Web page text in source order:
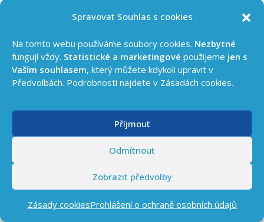
Spravovat Souhlas s cookies
Na tomto webu používáme soubory cookies. Nezbytné
fungují vždy. Statistické a marketingové použijeme jen s
Vaším souhlasem, který můžete kdykoli upravit v
Předvolbách. Podrobnosti najdete v Zásadách cookies.
Příjmout
Odmítnout
Zobrazit předvolby
Zásady cookiesProhlášení o ochraně osobních údajů
PRODÁNO
Prodej pěkného bytu 3+1,67 m2 – Třebechovická ulice, Hradec Králové – Slezské Předměstí
Třebechovická 829, Slezské Předměstí, Hradec Králové